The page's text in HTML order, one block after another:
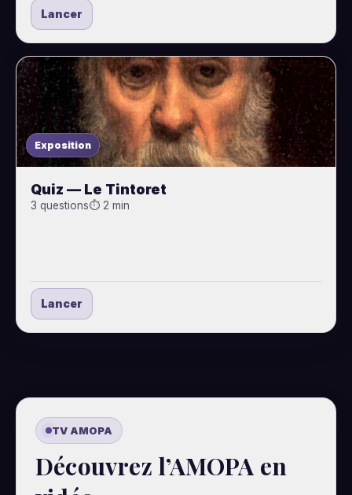
Lancer
Exposition
Quiz — Le Tintoret
3 questions⏱ 2 min
Lancer
TV AMOPA
Découvrez l’AMOPA en